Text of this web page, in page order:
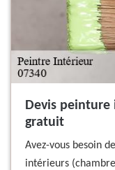
Devis peinture
gratuit
Avez-vous besoin
intérieurs